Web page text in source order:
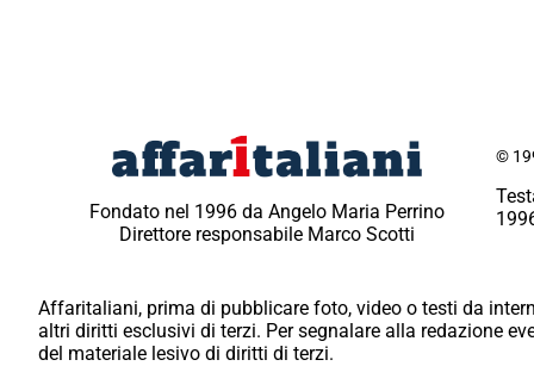
Fondato nel 1996 da Angelo Maria Perrino
Direttore responsabile Marco Scotti
©
Affaritaliani, prima di pubblicare foto, video o testi da
altri diritti esclusivi di terzi. Per segnalare alla redazione
del materiale lesivo di diritti di terzi.